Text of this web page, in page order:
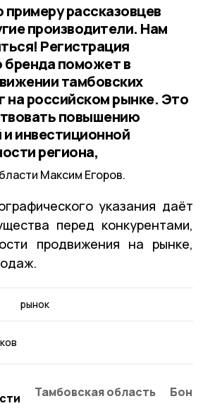
рассказовцев
производители. Нам
Регистрация
бренда поможет в
тамбовских
на российском рынке. Это
повышению
инвестиционной
региона,
Максим Егоров.
указания даёт
перед конкурентами,
продвижения на рынке,
рынок
Тамбовская область